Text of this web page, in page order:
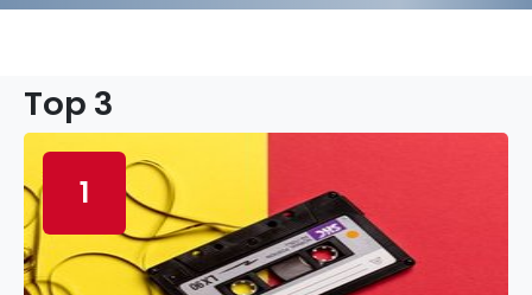
Top 3
1